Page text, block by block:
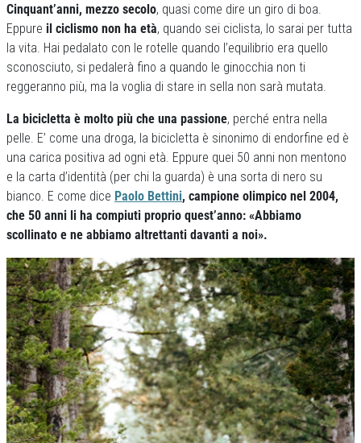
Cinquant’anni, mezzo secolo, quasi come dire un giro di boa.
Eppure il ciclismo non ha età, quando sei ciclista, lo sarai per tutta
la vita. Hai pedalato con le rotelle quando l’equilibrio era quello
sconosciuto, si pedalerà fino a quando le ginocchia non ti
reggeranno più, ma la voglia di stare in sella non sarà mutata.
La bicicletta è molto più che una passione, perché entra nella
pelle. E’ come una droga, la bicicletta è sinonimo di endorfine ed è
una carica positiva ad ogni età. Eppure quei 50 anni non mentono
e la carta d’identità (per chi la guarda) è una sorta di nero su
bianco. E come dice Paolo Bettini, campione olimpico nel 2004,
che 50 anni li ha compiuti proprio quest’anno: «Abbiamo
scollinato e ne abbiamo altrettanti davanti a noi».